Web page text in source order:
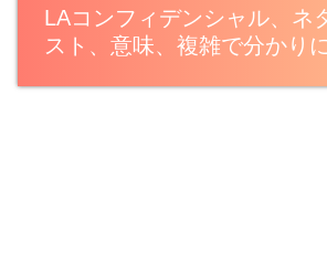
LAコンフィデンシャル、ネ
スト、意味、複雑で分かり